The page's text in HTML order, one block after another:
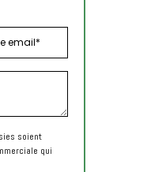
soient
qui